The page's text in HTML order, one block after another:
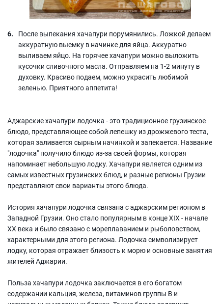
После выпекания хачапури порумянились. Ложкой делаем
аккуратную выемку в начинке для яйца. Аккуратно
выливаем яйцо. На горячее хачапури можно выложить
кусочки сливочного масла. Отправляем на 1-2 минуту в
духовку. Красиво подаем, можно украсить любимой
зеленью. Приятного аппетита!
Аджарские хачапури лодочка - это традиционное грузинское
блюдо, представляющее собой лепешку из дрожжевого теста,
которая заливается сырным начинкой и запекается. Название
"лодочка" получило блюдо из-за своей формы, которая
напоминает небольшую лодку. Хачапури является одним из
самых известных грузинских блюд, и разные регионы Грузии
представляют свои варианты этого блюда.
История хачапури лодочка связана с аджарским регионом в
Западной Грузии. Оно стало популярным в конце ХIХ - начале
ХХ века и было связано с мореплаванием и рыболовством,
характерными для этого региона. Лодочка символизирует
лодку, которая отражает близость к морю и основные занятия
жителей Аджарии.
Польза хачапури лодочка заключается в его богатом
содержании кальция, железа, витаминов группы В и